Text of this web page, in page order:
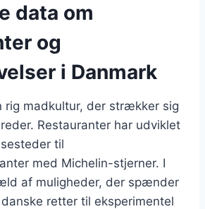
data om
og
i Danmark
rig madkultur, der strækker sig
Restauranter har udviklet
til
med Michelin-stjerner. I
af muligheder, der spænder
retter til eksperimentel